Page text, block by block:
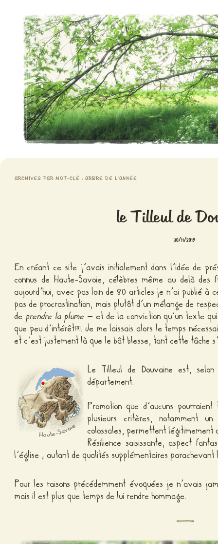
Meristemes
ARCHIVES PAR MOT-CLÉ : ARBRE DE L’ANNÉE
le Tilleul de
30/11/2019
En créant ce site j’avais initialement dans l’idée de
connus de Haute-Savoie, célèbres même au delà des
aujourd’hui, avec pas loin de 80 articles je n’ai publié à
pas de procrastination, mais plutôt d’un mélange de
deprendre la plume – et de la conviction qu’un texte
que peu d’intérêt[3]. Je me laissais alors le temps
et c’est justement là que le bât blesse, tant cette tâche
Le Tilleul de Douvaine est,
département.
Promotion que d’aucuns
plusieurs critères, notamment
colossales, permettent
Résilience saisissante, aspect
l’église ; autant de qualités supplémentaires
Pour les raisons précédemment évoquées je n’avais
mais il est plus que temps de lui rendre hommage.